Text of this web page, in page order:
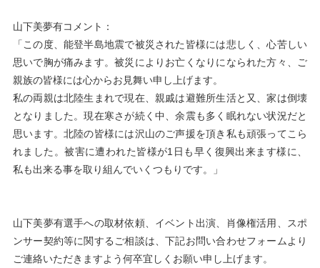
山下美夢有コメント：
「この度、能登半島地震で被災された皆様には悲しく、心苦しい
思いで胸が痛みます。被災によりお亡くなりになられた方々、ご
親族の皆様には心からお見舞い申し上げます。
私の両親は北陸生まれで現在、親戚は避難所生活と又、家は倒壊
となりました。現在寒さが続く中、余震も多く眠れない状況だと
思います。北陸の皆様には沢山のご声援を頂き私も頑張ってこら
れました。被害に遭われた皆様が1 日も早く復興出来ます様に、
私も出来る事を取り組んでいくつもりです。」
山下美夢有選手への取材依頼、イベント出演、肖像権活用、スポ
ンサー契約等に関するご相談は、下記お問い合わせフォームより
ご連絡いただきますよう何卒宜しくお願い申し上げます。